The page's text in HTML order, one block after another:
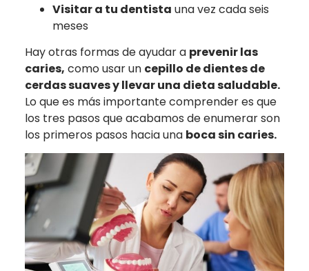
Visitar a tu dentista una vez cada seis
meses
Hay otras formas de ayudar a prevenir las
caries, como usar un cepillo de dientes de
cerdas suaves y llevar una dieta saludable.
Lo que es más importante comprender es que
los tres pasos que acabamos de enumerar son
los primeros pasos hacia una boca sin caries.